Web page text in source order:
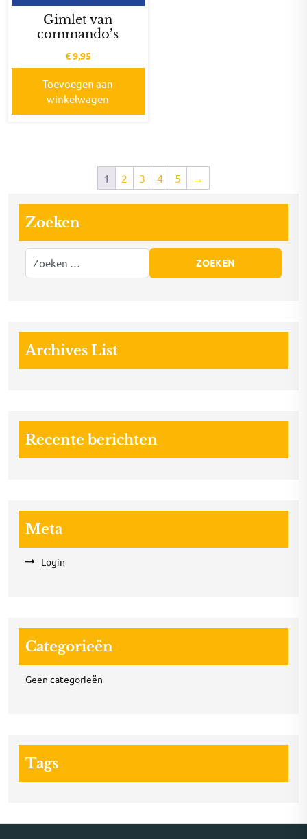
Gimlet van
commando’s
€9,95
Toevoegen aan
winkelwagen
1 2 3 4 5 →
Zoeken
Archives List
Recente berichten
Meta
Login
Categorieën
Geen categorieën
Tags